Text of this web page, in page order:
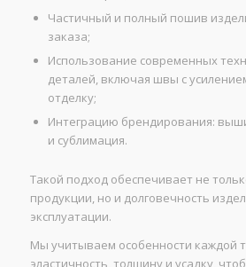
Частичный и полный пошив
заказа;
Использование современных
деталей, включая швы с
отделку;
Интеграцию брендирования:
и сублимация.
Такой подход обеспечивает не
продукции, но и долговечность
эксплуатации.
Мы учитываем особенности каждой
эластичность, толщину и усадку,